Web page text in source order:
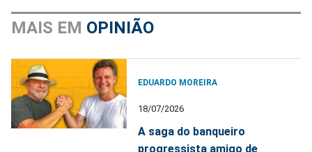
MAIS EM OPINIÃO
EDUARDO MOREIRA
18/07/2026
A saga do banqueiro
progressista amigo de